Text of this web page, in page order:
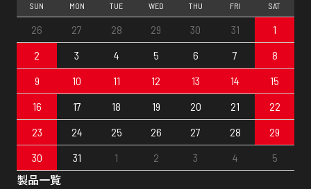
製品一覧
SUN MON TUE WED THU FRI SAT
26 27 28 29 30 31
1
2
3 4 5 6 7
8
9
10 11 12 13 14
15
16
17 18 19 20 21
22
23
24 25 26 27 28
29
30
31 1 2 3 4 5